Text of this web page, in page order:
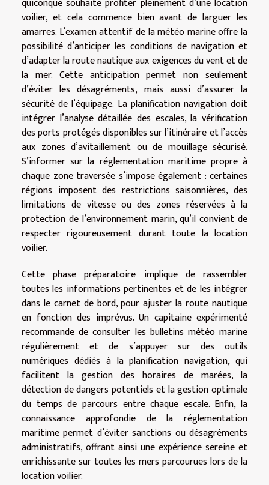
voilier, et cela commence bien avant de larguer les
amarres. L’examen attentif de la météo marine offre la
possibilité d’anticiper les conditions de navigation et
d’adapter la route nautique aux exigences du vent et de
la mer. Cette anticipation permet non seulement
d’éviter les désagréments, mais aussi d’assurer la
sécurité de l’équipage. La planification navigation doit
intégrer l’analyse détaillée des escales, la vérification
des ports protégés disponibles sur l’itinéraire et l’accès
aux zones d’avitaillement ou de mouillage sécurisé.
S’informer sur la réglementation maritime propre à
chaque zone traversée s’impose également : certaines
régions imposent des restrictions saisonnières, des
limitations de vitesse ou des zones réservées à la
protection de l’environnement marin, qu’il convient de
respecter rigoureusement durant toute la location
voilier.
Cette phase préparatoire implique de rassembler
toutes les informations pertinentes et de les intégrer
dans le carnet de bord, pour ajuster la route nautique
en fonction des imprévus. Un capitaine expérimenté
recommande de consulter les bulletins météo marine
régulièrement et de s’appuyer sur des outils
numériques dédiés à la planification navigation, qui
facilitent la gestion des horaires de marées, la
détection de dangers potentiels et la gestion optimale
du temps de parcours entre chaque escale. Enfin, la
connaissance approfondie de la réglementation
maritime permet d’éviter sanctions ou désagréments
administratifs, offrant ainsi une expérience sereine et
enrichissante sur toutes les mers parcourues lors de la
location voilier.